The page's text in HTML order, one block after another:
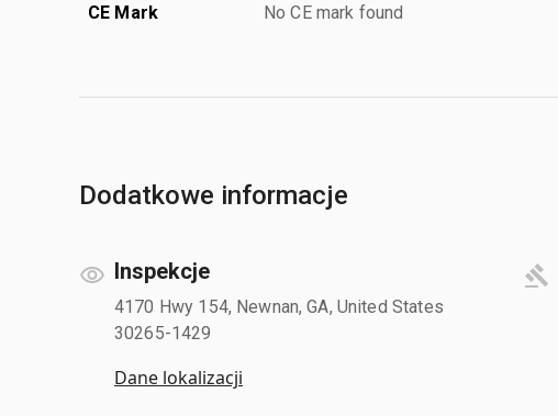
CE Mark No CE mark found
Dodatkowe informacje
Inspekcje
4170 Hwy 154, Newnan, GA, United States
30265-1429
Dane lokalizacji